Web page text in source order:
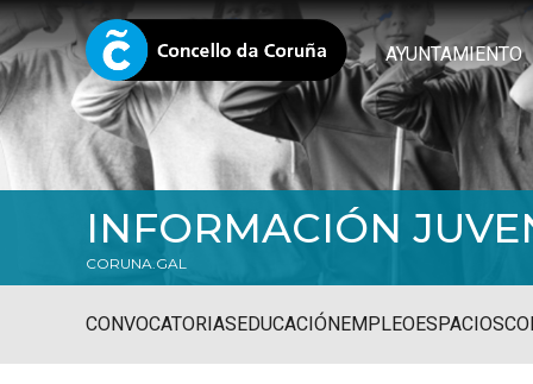
AYUNTAMIENTO
INFORMACIÓN
CORUNA.GAL
CONVOCATORIASEDUCACIÓNEMPLEOESPACIOS